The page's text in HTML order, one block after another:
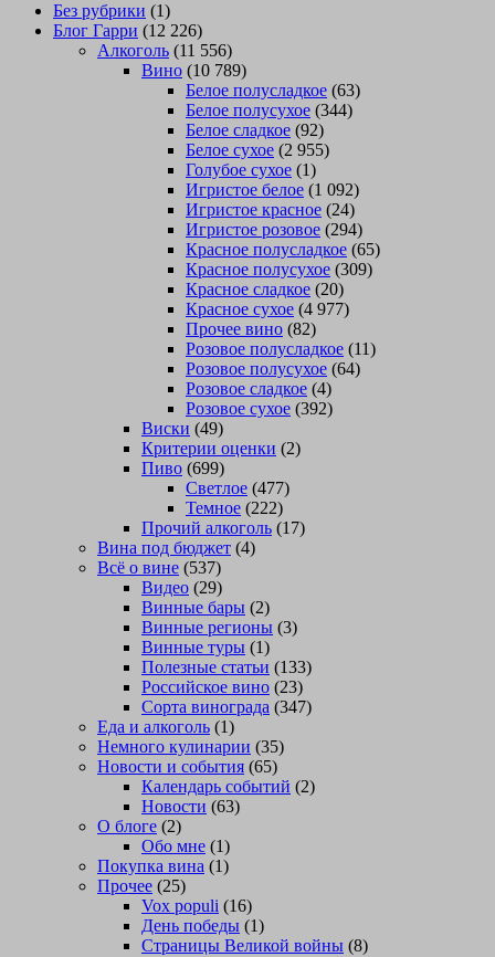
Без рубрики (1)
Блог Гарри (12 226)
Алкоголь (11 556)
Вино (10 789)
Белое полусладкое (63)
Белое полусухое (344)
Белое сладкое (92)
Белое сухое (2 955)
Голубое сухое (1)
Игристое белое (1 092)
Игристое красное (24)
Игристое розовое (294)
Красное полусладкое (65)
Красное полусухое (309)
Красное сладкое (20)
Красное сухое (4 977)
Прочее вино (82)
Розовое полусладкое (11)
Розовое полусухое (64)
Розовое сладкое (4)
Розовое сухое (392)
Виски (49)
Критерии оценки (2)
Пиво (699)
Светлое (477)
Темное (222)
Прочий алкоголь (17)
Вина под бюджет (4)
Всё о вине (537)
Видео (29)
Винные бары (2)
Винные регионы (3)
Винные туры (1)
Полезные статьи (133)
Российское вино (23)
Сорта винограда (347)
Еда и алкоголь (1)
Немного кулинарии (35)
Новости и события (65)
Календарь событий (2)
Новости (63)
О блоге (2)
Обо мне (1)
Покупка вина (1)
Прочее (25)
Vox populi (16)
День победы (1)
Страницы Великой войны (8)